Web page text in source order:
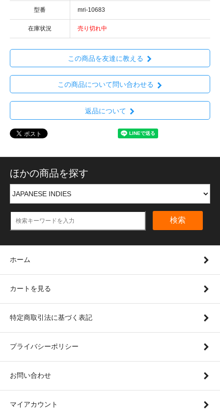
型番 mri-10683
在庫状況 売り切れ中
この商品を友達に教える
この商品について問い合わせる
返品について
ほかの商品を探す
検索
ホーム
カートを見る
特定商取引法に基づく表記
プライバシーポリシー
お問い合わせ
マイアカウント